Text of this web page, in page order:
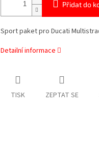
Přidat do
Sport paket pro Ducati
Detailní informace
TISK ZEPTAT SE